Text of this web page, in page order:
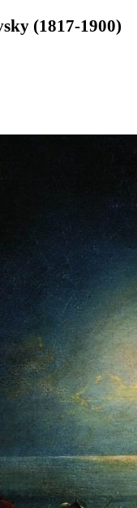
(1817-1900)